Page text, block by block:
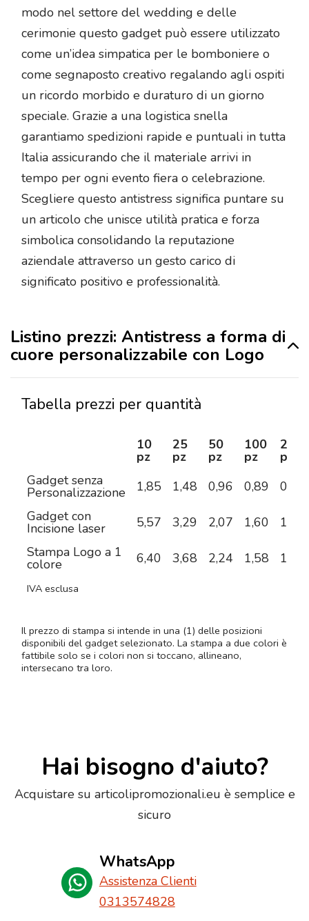
modo nel settore del wedding e delle
cerimonie questo gadget può essere utilizzato
come un’idea simpatica per le bomboniere o
come segnaposto creativo regalando agli ospiti
un ricordo morbido e duraturo di un giorno
speciale. Grazie a una logistica snella
garantiamo spedizioni rapide e puntuali in tutta
Italia assicurando che il materiale arrivi in
tempo per ogni evento fiera o celebrazione.
Scegliere questo antistress significa puntare su
un articolo che unisce utilità pratica e forza
simbolica consolidando la reputazione
aziendale attraverso un gesto carico di
significato positivo e professionalità.
Listino prezzi: Antistress a forma di
cuore personalizzabile con Logo
Tabella prezzi per quantità
10
pz
25
pz
50
pz
100
pz
250
pz
Gadget senza
Personalizzazione 1,85 1,48 0,96 0,89
0,70
Gadget con
Incisione laser 5,57 3,29 2,07 1,60
1,17
Stampa Logo a 1
colore 6,40 3,68 2,24 1,58 1,08
IVA esclusa
Il prezzo di stampa si intende in una (1) delle posizioni
disponibili del gadget selezionato. La stampa a due colori è
fattibile solo se i colori non si toccano, allineano,
intersecano tra loro.
Hai bisogno d'aiuto?
Acquistare su articolipromozionali.eu è semplice e
sicuro
WhatsApp
Assistenza Clienti
0313574828